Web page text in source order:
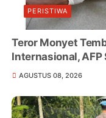
PERISTIWA
Teror Monyet
Internasional, AFP
AGUSTUS 08, 2026